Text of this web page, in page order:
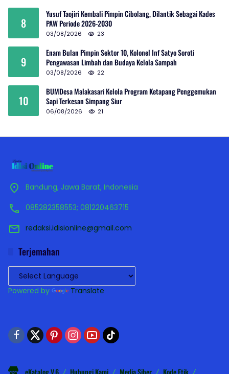
8
Yusuf Taojiri Kembali Pimpin Cibolang, Dilantik Sebagai Kades
PAW Periode 2026-2030
03/08/2026 23
9
Enam Bulan Pimpin Sektor 10, Kolonel Inf Satyo Soroti
Pengawasan Limbah dan Budaya Kelola Sampah
03/08/2026 22
10
BUMDesa Malakasari Kelola Program Ketapang Penggemukan
Sapi Terkesan Simpang Siur
06/08/2026 21
Bandung, Jawa Barat, Indonesia
085282358553; 081220463715
redaksi.idisionline@gmail.com
Terjemahan
Powered by Translate
eKatalog V.6 Hubungi Kami Media Siber Kode Etik